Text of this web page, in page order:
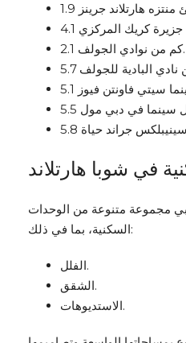
2.1 كم من نوادي الجولف.
في شوبا هارتلاند
مجموعة متنوعة من الوحدات
السكنية، بما في ذلك:
الفلل.
الشقق.
الاستديوهات.